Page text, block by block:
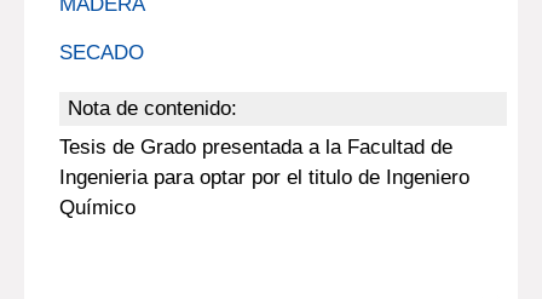
SECADO
Nota de contenido:
Tesis de Grado presentada a la Facultad de
Ingenieria para optar por el titulo de Ingeniero
Químico